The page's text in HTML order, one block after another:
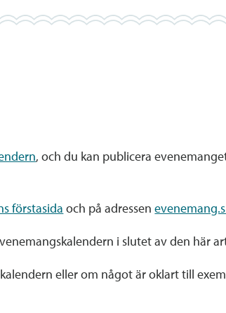
, och du kan publicera
förstasida och på adressen
i slutet av den här
eller om något är oklart till